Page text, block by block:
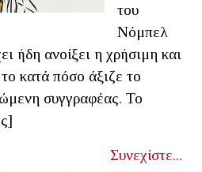
του
Νόμπελ
ήδη ανοίξει η χρήσιμη και
κατά πόσο άξιζε το
συγγραφέας. Το
Συνεχίστε...